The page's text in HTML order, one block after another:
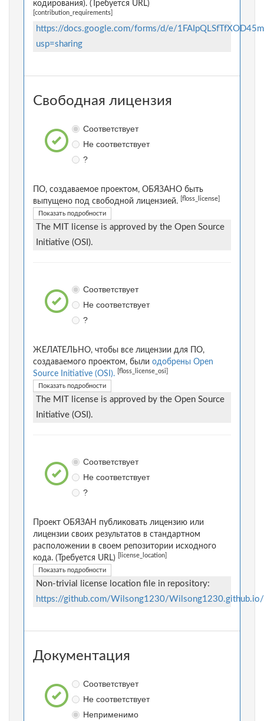
кодирования). (Требуется URL)
[contribution_requirements]
https://docs.google.com/forms/d/e/
usp=sharing
Свободная лицензия
Соответствует
Не соответствует
?
ПО, создаваемое проектом, ОБЯЗАНО быть
выпущено под свободной лицензией.
[floss_license]
Показать подробности
The MIT license is approved by the Open Source
Initiative (OSI).
Соответствует
Не соответствует
?
ЖЕЛАТЕЛЬНО, чтобы все лицензии для ПО,
создаваемого проектом, были одобрены Open
Source Initiative (OSI).
[floss_license_osi]
Показать подробности
The MIT license is approved by the Open Source
Initiative (OSI).
Соответствует
Не соответствует
?
Проект ОБЯЗАН публиковать лицензию или
лицензии своих результатов в стандартном
расположении в своем репозитории исходного
кода. (Требуется URL)
[license_location]
Показать подробности
Non-trivial license location file in repository:
https://github.com/Wilsong1230/Wilsong1230.github.io/
Документация
Соответствует
Не соответствует
Неприменимо